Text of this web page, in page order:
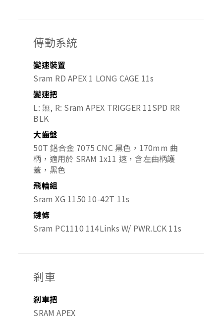
傳動系統
變速裝置
Sram RD APEX 1 LONG CAGE 11s
變速把
L: 無, R: Sram APEX TRIGGER 11SPD RR
BLK
大齒盤
50T 鋁合金 7075 CNC 黑色，170mm 曲
柄，適用於 SRAM 1x11 速，含左曲柄護
蓋，黑色
飛輪組
Sram XG 1150 10-42T 11s
鏈條
Sram PC1110 114Links W/ PWR.LCK 11s
剎車
剎車把
SRAM APEX